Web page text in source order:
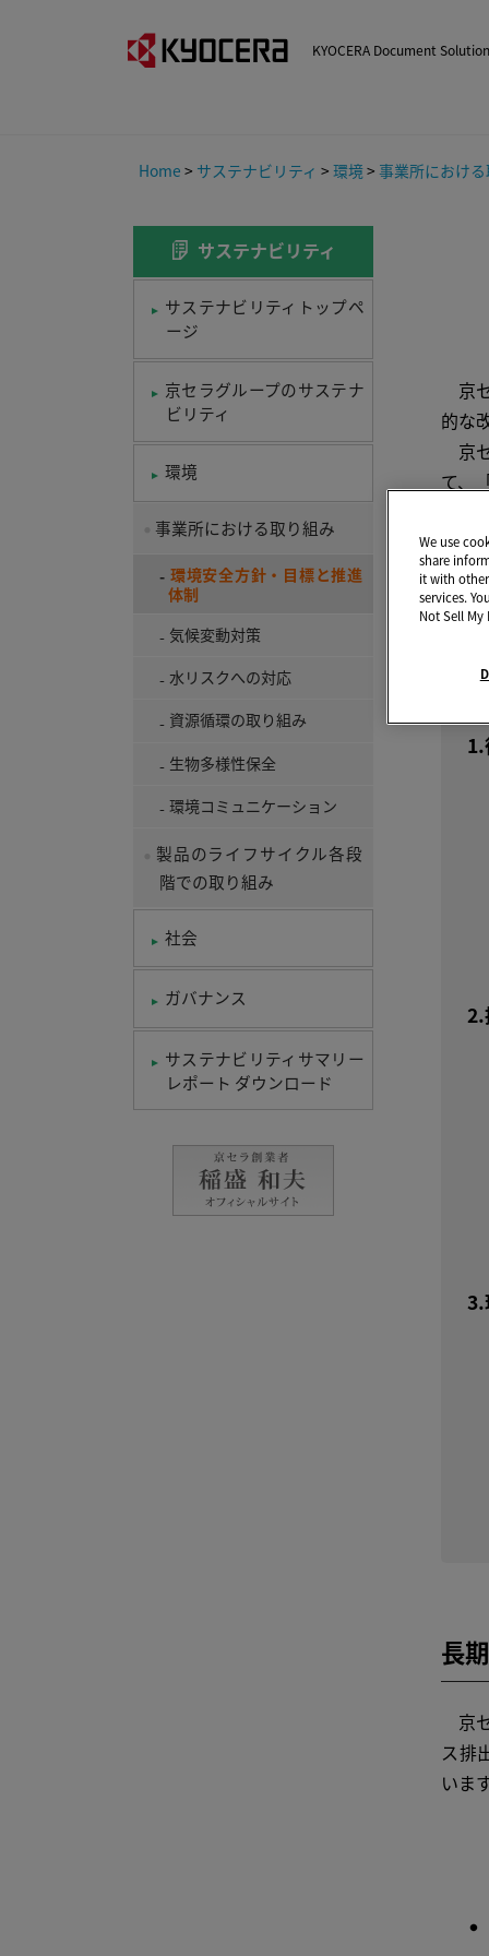
KYOCERA Document
Home > サステナビリティ > 環境> 事業所におけ
京
的な
京
て、
に
いま
なお
環境
2.
3.
長
京
ス排
います
サステナビリティ
サステナビリティトップペ
ージ
京セラグループのサステナ
ビリティ
環境
事業所における取り組み
環境安全方針・目標と推進
体制
気候変動対策
水リスクへの対応
資源循環の取り組み
生物多様性保全
環境コミュニケーション
製品のライフサイクル各段
階での取り組み
社会
ガバナンス
サステナビリティサマリー
レポート ダウンロード
We use
share
it with
services.
Not Sell